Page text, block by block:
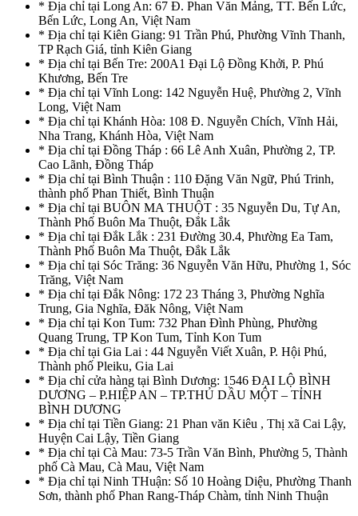
* Địa chỉ tại Long An: 67 Đ. Phan Văn Mảng, TT. Bến Lức,
Bến Lức, Long An, Việt Nam
* Địa chỉ tại Kiên Giang: 91 Trần Phú, Phường Vĩnh Thanh,
TP Rạch Giá, tỉnh Kiên Giang
* Địa chỉ tại Bến Tre: 200A1 Đại Lộ Đồng Khởi, P. Phú
Khương, Bến Tre
* Địa chỉ tại Vĩnh Long: 142 Nguyễn Huệ, Phường 2, Vĩnh
Long, Việt Nam
* Địa chỉ tại Khánh Hòa: 108 Đ. Nguyễn Chích, Vĩnh Hải,
Nha Trang, Khánh Hòa, Việt Nam
* Địa chỉ tại Đồng Tháp : 66 Lê Anh Xuân, Phường 2, TP.
Cao Lãnh, Đồng Tháp
* Địa chỉ tại Bình Thuận : 110 Đặng Văn Ngữ, Phú Trinh,
thành phố Phan Thiết, Bình Thuận
* Địa chỉ tại BUÔN MA THUỘT : 35 Nguyễn Du, Tự An,
Thành Phố Buôn Ma Thuột, Đắk Lắk
* Địa chỉ tại Đắk Lắk : 231 Đường 30.4, Phường Ea Tam,
Thành Phố Buôn Ma Thuột, Đắk Lắk
* Địa chỉ tại Sóc Trăng: 36 Nguyễn Văn Hữu, Phường 1, Sóc
Trăng, Việt Nam
* Địa chỉ tại Đắk Nông: 172 23 Tháng 3, Phường Nghĩa
Trung, Gia Nghĩa, Đăk Nông, Việt Nam
* Địa chỉ tại Kon Tum: 732 Phan Đình Phùng, Phường
Quang Trung, TP Kon Tum, Tỉnh Kon Tum
* Địa chỉ tại Gia Lai : 44 Nguyễn Viết Xuân, P. Hội Phú,
Thành phố Pleiku, Gia Lai
* Địa chỉ cửa hàng tại Bình Dương: 1546 ĐẠI LỘ BÌNH
DƯƠNG – P.HIỆP AN – TP.THỦ DẦU MỘT – TỈNH
BÌNH DƯƠNG
* Địa chỉ tại Tiền Giang: 21 Phan văn Kiêu , Thị xã Cai Lậy,
Huyện Cai Lậy, Tiền Giang
* Địa chỉ tại Cà Mau: 73-5 Trần Văn Bình, Phường 5, Thành
phố Cà Mau, Cà Mau, Việt Nam
* Địa chỉ tại Ninh THuận: Số 10 Hoàng Diệu, Phường Thanh
Sơn, thành phố Phan Rang-Tháp Chàm, tỉnh Ninh Thuận